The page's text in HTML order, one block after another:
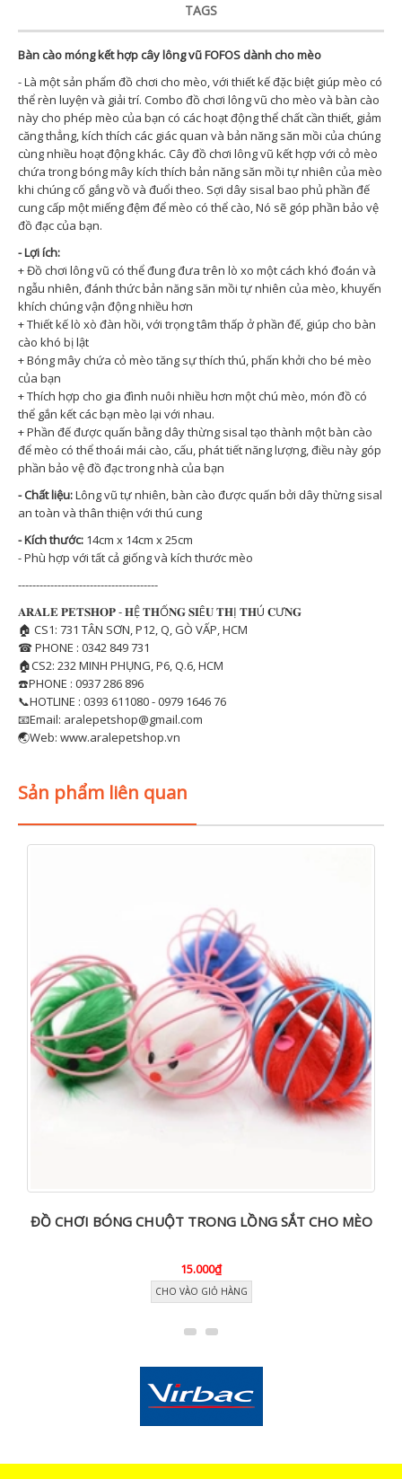
TAGS
Bàn cào móng kết hợp cây lông vũ FOFOS dành cho mèo
- Là một sản phẩm đồ chơi cho mèo, với thiết kế đặc biệt giúp mèo có
thể rèn luyện và giải trí. Combo đồ chơi lông vũ cho mèo và bàn cào
này cho phép mèo của bạn có các hoạt động thể chất cần thiết, giảm
căng thẳng, kích thích các giác quan và bản năng săn mồi của chúng
cùng nhiều hoạt động khác. Cây đồ chơi lông vũ kết hợp với cỏ mèo
chứa trong bóng mây kích thích bản năng săn mồi tự nhiên của mèo
khi chúng cố gắng vồ và đuổi theo. Sợi dây sisal bao phủ phần đế
cung cấp một miếng đệm để mèo có thể cào, Nó sẽ góp phần bảo vệ
đồ đạc của bạn.
- Lợi ích:
+ Đồ chơi lông vũ có thể đung đưa trên lò xo một cách khó đoán và
ngẫu nhiên, đánh thức bản năng săn mồi tự nhiên của mèo, khuyến
khích chúng vận động nhiều hơn
+ Thiết kế lò xò đàn hồi, với trọng tâm thấp ở phần đế, giúp cho bàn
cào khó bị lật
+ Bóng mây chứa cỏ mèo tăng sự thích thú, phấn khởi cho bé mèo
của bạn
+ Thích hợp cho gia đình nuôi nhiều hơn một chú mèo, món đồ có
thể gắn kết các bạn mèo lại với nhau.
+ Phần đế được quấn bằng dây thừng sisal tạo thành một bàn cào
để mèo có thể thoái mái cào, cấu, phát tiết năng lượng, điều này góp
phần bảo vệ đồ đạc trong nhà của bạn
- Chất liệu:Lông vũ tự nhiên, bàn cào được quấn bởi dây thừng sisal
an toàn và thân thiện với thú cung
- Kích thước: 14cm x 14cm x 25cm
- Phù hợp với tất cả giống và kích thước mèo
---------------------------------------
𝐀𝐑𝐀𝐋𝐄 𝐏𝐄𝐓𝐒𝐇𝐎𝐏 - 𝐇Ệ 𝐓𝐇Ố𝐍𝐆 𝐒𝐈Ê𝐔 𝐓𝐇Ị 𝐓𝐇Ú 𝐂Ư𝐍𝐆
🏠 CS1: 731 TÂN SƠN, P12, Q, GÒ VẤP, HCM
☎ PHONE : 0342 849 731
🏠CS2: 232 MINH PHỤNG, P6, Q.6, HCM
☎️PHONE : 0937 286 896
📞HOTLINE : 0393 611080 - 0979 1646 76
📧Email: aralepetshop@gmail.com
🌏Web: www.aralepetshop.vn
Sản phẩm liên quan
ĐỒ CHƠI BÓNG CHUỘT TRONG LỒNG SẮT CHO MÈO
15.000₫
CHO VÀO GIỎ HÀNG